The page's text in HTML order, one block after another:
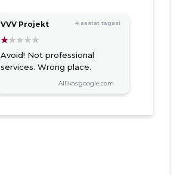
VVV Projekt 4 aastat tagasi
Avoid! Not professional
services. Wrong place.
Allikas:google.com